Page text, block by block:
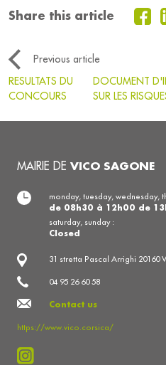
Share this article
Previous article
RESULTATS DU
CONCOURS
DOCUMENT
SUR LES
MAIRIE DE VICO SAGONE
31 stretta Pascal Arrighi 20160
04 95 26 60 58
Contact us
https://www.vico.corsica/
monday, tuesday, wednesday,
de 08h30 à 12h00 de
saturday, sunday :
Closed